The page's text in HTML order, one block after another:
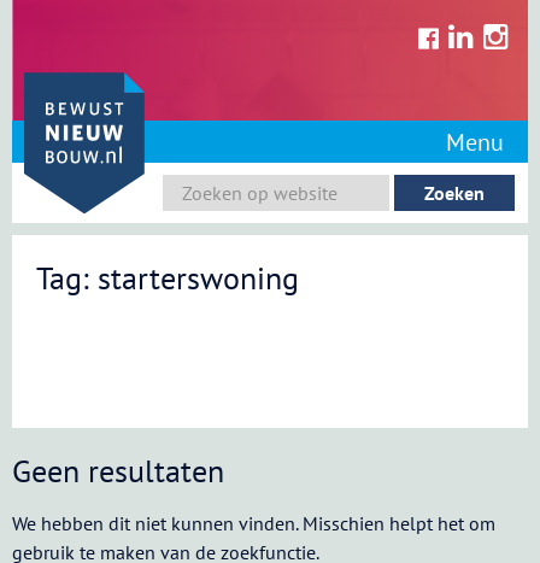
content
Menu
Tag: starterswoning
Geen resultaten
We hebben dit niet kunnen vinden. Misschien helpt het om
gebruik te maken van de zoekfunctie.